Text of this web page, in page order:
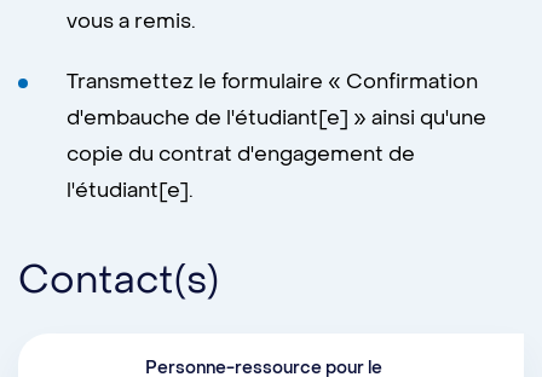
vous a remis.
Transmettez le formulaire « Confirmation
d'embauche de l'étudiant[e] » ainsi qu'une
copie du contrat d'engagement de
l'étudiant[e].
Contact(s)
Personne-ressource pour le